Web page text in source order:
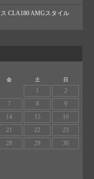
CLA180 AMGスタイル
金 土 日
1
2
7 8
9
14 15
16
21 22
23
28 29
30